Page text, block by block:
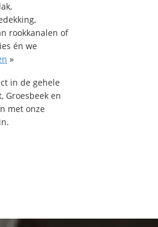
rookkanalen of
én we
»
in de gehele
Groesbeek en
met onze